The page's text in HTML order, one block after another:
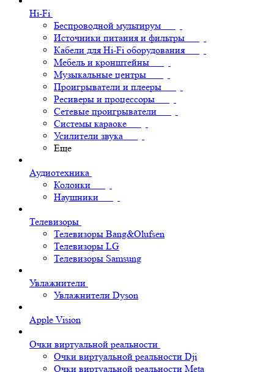
Hi-Fi
Беспроводной мультирум
Источники питания и фильтры
Кабели для Hi-Fi оборудования
Мебель и кронштейны
Музыкальные центры
Проигрыватели и плееры
Ресиверы и процессоры
Сетевые проигрыватели
Системы караоке
Усилители звука
Еще
Аудиотехника
Колонки
Наушники
Телевизоры
Телевизоры Bang&Olufsen
Телевизоры LG
Телевизоры Samsung
Увлажнители
Увлажнители Dyson
Apple Vision
Очки виртуальной реальности
Очки виртуальной реальности Dji
Очки виртуальной реальности Meta